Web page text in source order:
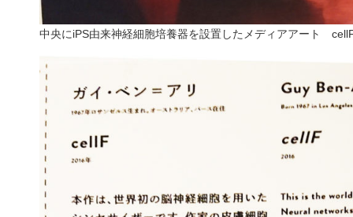
中央にiPS由来神経細胞培養器を設置したメディアアート